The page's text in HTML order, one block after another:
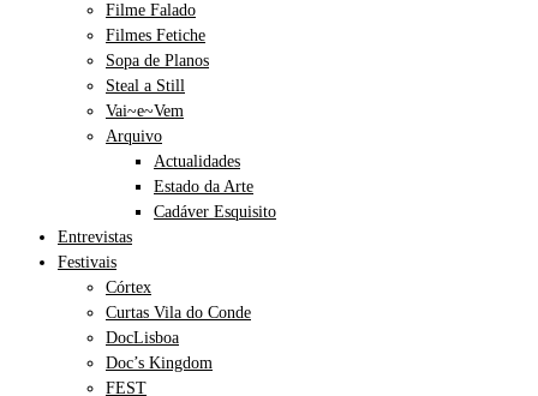
Filme Falado
Filmes Fetiche
Sopa de Planos
Steal a Still
Vai~e~Vem
Arquivo
Actualidades
Estado da Arte
Cadáver Esquisito
Entrevistas
Festivais
Córtex
Curtas Vila do Conde
DocLisboa
Doc’s Kingdom
FEST